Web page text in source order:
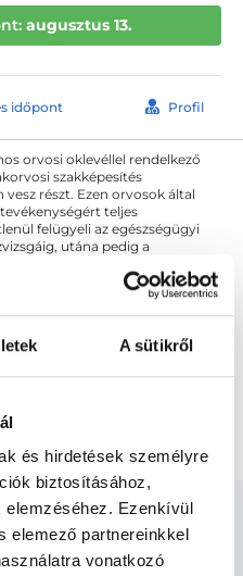
A sütikről
és hirdetések személyre
biztosításához,
elemzéséhez. Ezenkívül
elemező partnereinkkel
vonatkozó
augusztus 13.
időpont Profil
orvosi oklevéllel rendelkező
szakképesítés
részt. Ezen orvosok által
teljes
felügyeli az egészségügyi
utána pedig a
bármely szakorvos